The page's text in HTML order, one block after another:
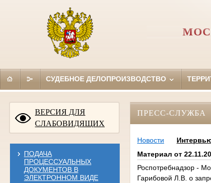
СУДЕБНОЕ ДЕЛОПРОИЗВОДСТВО
ВЕРСИЯ ДЛЯ
СЛАБОВИДЯЩИХ
ПОДАЧА
ПРОЦЕССУАЛЬНЫХ
ДОКУМЕНТОВ В
ЭЛЕКТРОННОМ ВИДЕ
ПРЕСС-СЛУЖБА
Новости
Материал от
Роспотребнадзор -
Гарибовой Л.В. о